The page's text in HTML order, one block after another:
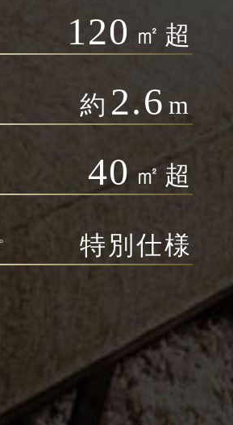
120 ㎡ 超
約 2.6 m
40 ㎡ 超
特別仕様